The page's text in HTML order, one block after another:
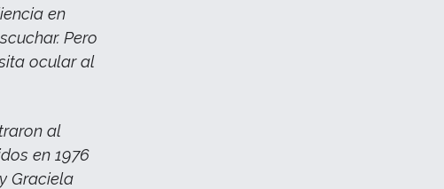
en
Pero
ocular al
al
en 1976
Graciela